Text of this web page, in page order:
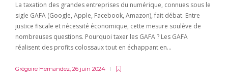
La taxation des grandes entreprises du numérique, connues sous le
sigle GAFA (Google, Apple, Facebook, Amazon), fait débat. Entre
justice fiscale et nécessité économique, cette mesure soulève de
nombreuses questions. Pourquoi taxer les GAFA ? Les GAFA
réalisent des profits colossaux tout en échappant en…
Grégoire Hernandez, 26 juin 2024